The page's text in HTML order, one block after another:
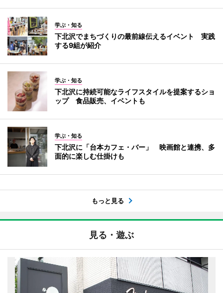
学ぶ・知る
下北沢でまちづくりの最前線伝えるイベント 実践
する9組が紹介
学ぶ・知る
下北沢に持続可能なライフスタイルを提案するショ
ップ 食品販売、イベントも
学ぶ・知る
下北沢に「台本カフェ・バー」 映画館と連携、多
面的に楽しむ仕掛けも
もっと見る
見る・遊ぶ